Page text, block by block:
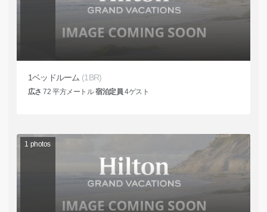
1ベッドルーム (1BR)
広さ 72 平方メートル宿泊定員 4ゲスト
1 photos